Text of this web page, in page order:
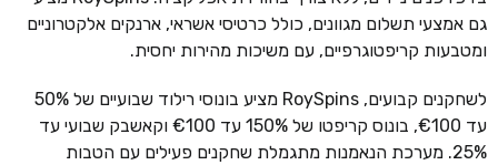
גם אמצעי תשלום מגוונים, כולל כרטיסי אשראי, ארנקים אלקטרוניים
ומטבעות קריפטוגרפיים, עם משיכות מהירות יחסית.
לשחקנים קבועים, RoySpins מציע בונוסי רילוד שבועיים של 50%
עד €100, בונוס קריפטו של 150% עד €100 וקאשבק שבועי עד
25%. מערכת הנאמנות מתגמלת שחקנים פעילים עם הטבות